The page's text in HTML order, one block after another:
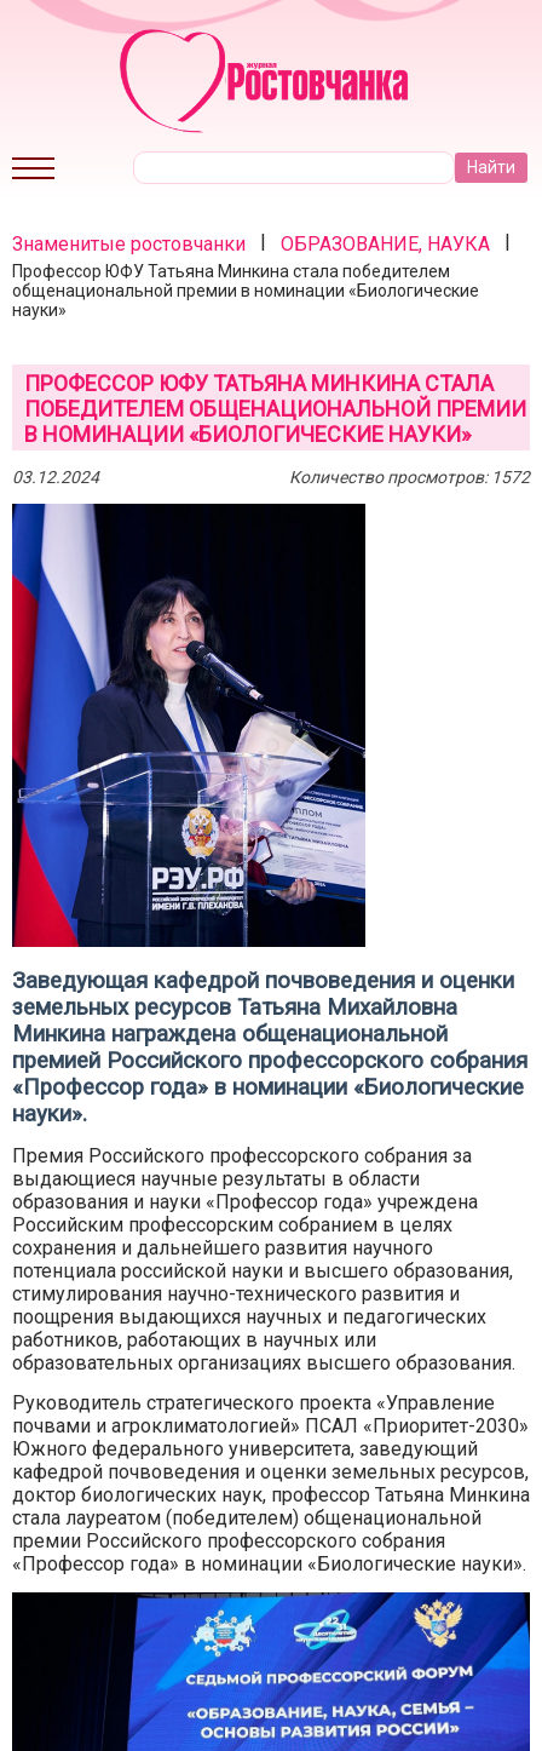
Знаменитые ростовчанки | ОБРАЗОВАНИЕ, НАУКА |
Профессор ЮФУ Татьяна Минкина стала победителем
общенациональной премии в номинации «Биологические
науки»
ПРОФЕССОР ЮФУ ТАТЬЯНА МИНКИНА СТАЛА
ПОБЕДИТЕЛЕМ ОБЩЕНАЦИОНАЛЬНОЙ ПРЕМИИ
В НОМИНАЦИИ «БИОЛОГИЧЕСКИЕ НАУКИ»
03.12.2024 Количество просмотров: 1572
Заведующая кафедрой почвоведения и оценки
земельных ресурсов Татьяна Михайловна
Минкина награждена общенациональной
премией Российского профессорского собрания
«Профессор года» в номинации «Биологические
науки».
Премия Российского профессорского собрания за
выдающиеся научные результаты в области
образования и науки «Профессор года» учреждена
Российским профессорским собранием в целях
сохранения и дальнейшего развития научного
потенциала российской науки и высшего образования,
стимулирования научно-технического развития и
поощрения выдающихся научных и педагогических
работников, работающих в научных или
образовательных организациях высшего образования.
Руководитель стратегического проекта «Управление
почвами и агроклиматологией» ПСАЛ «Приоритет-2030»
Южного федерального университета, заведующий
кафедрой почвоведения и оценки земельных ресурсов,
доктор биологических наук, профессор Татьяна Минкина
стала лауреатом (победителем) общенациональной
премии Российского профессорского собрания
«Профессор года» в номинации «Биологические науки».